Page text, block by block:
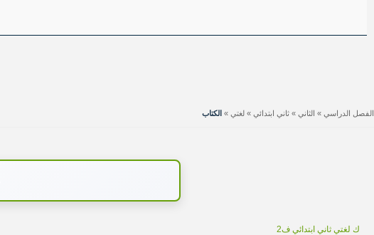
الفصل الدراسي » الثاني » ثاني ابتدائي » لغتي » الكتاب
ك لغتي ثاني ابتدائي ف2